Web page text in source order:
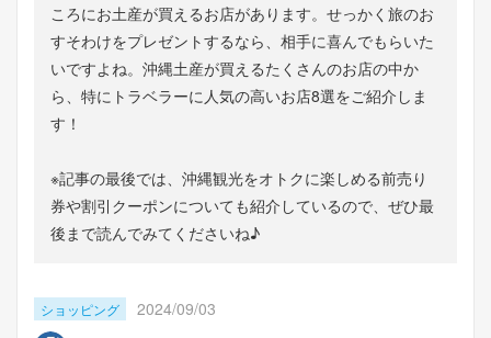
ころにお土産が買えるお店があります。せっかく旅のお
すそわけをプレゼントするなら、相手に喜んでもらいた
いですよね。沖縄土産が買えるたくさんのお店の中か
ら、特にトラベラーに人気の高いお店8選をご紹介しま
す！
※記事の最後では、沖縄観光をオトクに楽しめる前売り
券や割引クーポンについても紹介しているので、ぜひ最
後まで読んでみてくださいね♪
ショッピング 2024/09/03